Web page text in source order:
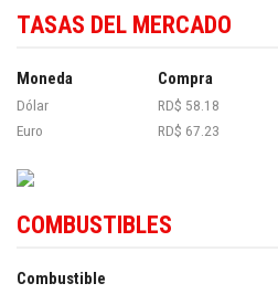
TASAS DEL MERCADO
Moneda Compra
Dólar RD$ 58.18
Euro
RD$ 67.23
COMBUSTIBLES
Combustible